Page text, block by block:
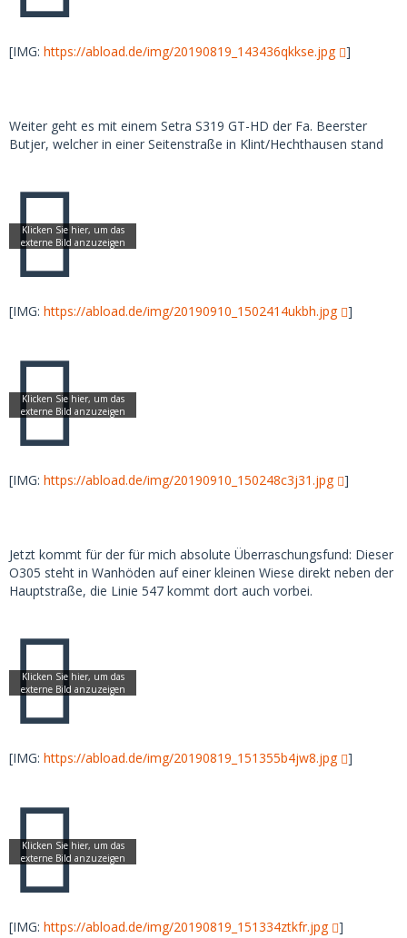
[IMG: https://abload.de/img/20190819_143436qkkse.jpg ]
Weiter geht es mit einem Setra S319 GT-HD der Fa. Beerster
Butjer, welcher in einer Seitenstraße in Klint/Hechthausen stand
[IMG: https://abload.de/img/20190910_1502414ukbh.jpg ]
[IMG: https://abload.de/img/20190910_150248c3j31.jpg ]
Jetzt kommt für der für mich absolute Überraschungsfund: Dieser
O305 steht in Wanhöden auf einer kleinen Wiese direkt neben der
Hauptstraße, die Linie 547 kommt dort auch vorbei.
[IMG: https://abload.de/img/20190819_151355b4jw8.jpg ]
[IMG: https://abload.de/img/20190819_151334ztkfr.jpg ]